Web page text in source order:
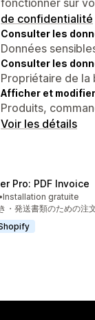
de confidentialité
Consulter les
Données
Consulter les
Propriétaire de la
Afficher et
Produits,
Voir les détails
Pro: PDF Invoice
5
total
•Installation gratuite
・発送書類のための注